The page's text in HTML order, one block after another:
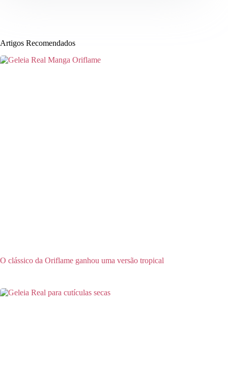
Artigos Recomendados
O clássico da Oriflame ganhou uma versão tropical